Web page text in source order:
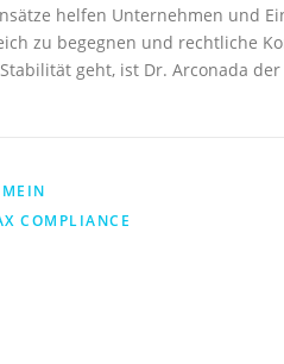
helfen Unternehmen und
zu begegnen und rechtliche
geht, ist Dr. Arconada
COMPLIANCE